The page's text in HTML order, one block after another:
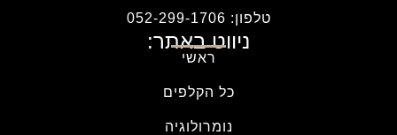
ניווט באתר:
ראשי
כל הקלפים
נומרולוגיה
טלפון: 052-299-1706